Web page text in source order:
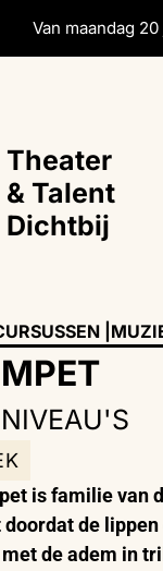
Van maandag
Theater
& Talent
Dichtbij
|
is familie van
de
de adem in